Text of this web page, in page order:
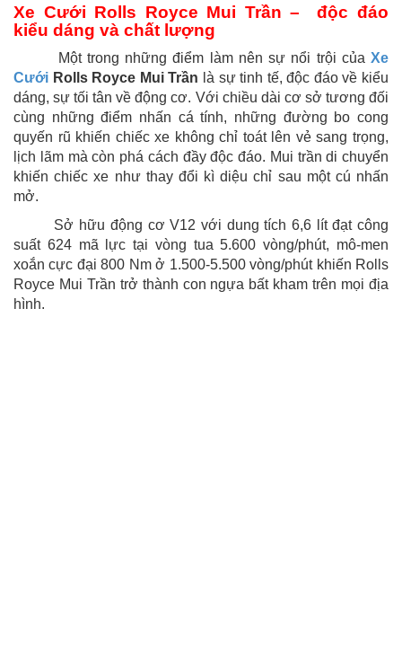
Xe Cưới Rolls Royce Mui Trần – độc đáo
kiểu dáng và chất lượng
Một trong những điểm làm nên sự nổi trội của Xe
Cưới Rolls Royce Mui Trần là sự tinh tế, độc đáo về kiểu
dáng, sự tối tân về động cơ. Với chiều dài cơ sở tương đối
cùng những điểm nhấn cá tính, những đường bo cong
quyến rũ khiến chiếc xe không chỉ toát lên vẻ sang trọng,
lịch lãm mà còn phá cách đầy độc đáo. Mui trần di chuyển
khiến chiếc xe như thay đổi kì diệu chỉ sau một cú nhấn
mở.
Sở hữu động cơ V12 với dung tích 6,6 lít đạt công
suất 624 mã lực tại vòng tua 5.600 vòng/phút, mô-men
xoắn cực đại 800 Nm ở 1.500-5.500 vòng/phút khiến Rolls
Royce Mui Trần trở thành con ngựa bất kham trên mọi địa
hình.